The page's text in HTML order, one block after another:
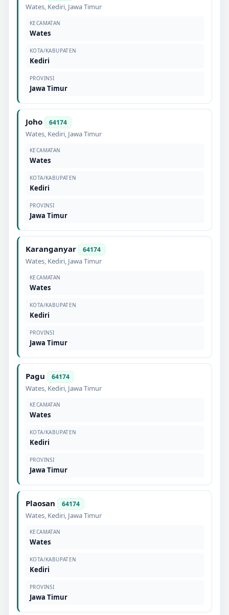
Wates, Kediri, Jawa Timur
KECAMATAN
Wates
KOTA/KABUPATEN
Kediri
PROVINSI
Jawa Timur
Joho 64174
Wates, Kediri, Jawa Timur
KECAMATAN
Wates
KOTA/KABUPATEN
Kediri
PROVINSI
Jawa Timur
Karanganyar 64174
Wates, Kediri, Jawa Timur
KECAMATAN
Wates
KOTA/KABUPATEN
Kediri
PROVINSI
Jawa Timur
Pagu 64174
Wates, Kediri, Jawa Timur
KECAMATAN
Wates
KOTA/KABUPATEN
Kediri
PROVINSI
Jawa Timur
Plaosan 64174
Wates, Kediri, Jawa Timur
KECAMATAN
Wates
KOTA/KABUPATEN
Kediri
PROVINSI
Jawa Timur